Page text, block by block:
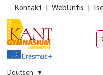
Kontakt |WebUntis |
Deutsch